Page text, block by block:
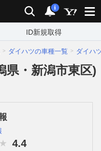
検索 通知
i
ID新規取得
ダイハツの車種一覧 ダイハ
県・新潟市東区)
4.4